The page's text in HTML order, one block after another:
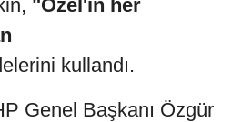
"Özel'in her
kullandı.
Genel Başkanı Özgür